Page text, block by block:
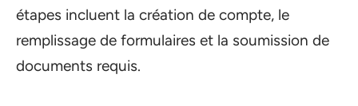
étapes incluent la création de compte, le
remplissage de formulaires et la soumission de
documents requis.